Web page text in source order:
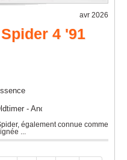
avr 2026
4 '91
- Ancêtre
également connue comme
...